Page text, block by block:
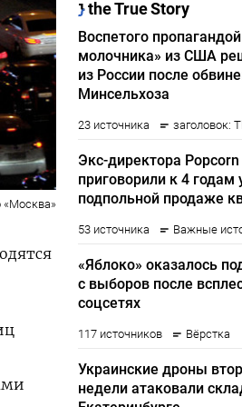
«Москва»